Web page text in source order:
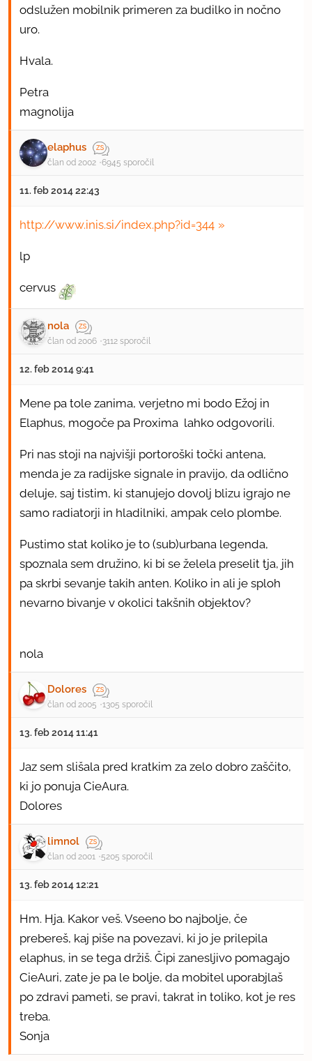
odslužen mobilnik primeren za budilko in nočno
uro.
Hvala.
Petra
magnolija
elaphus
član od 2002 6945 sporočil
11. feb 2014 22:43
http://www.inis.si/index.php?id=344
lp
cervus
nola
član od 2006 3112 sporočil
12. feb 2014 9:41
Mene pa tole zanima, verjetno mi bodo Ežoj in
Elaphus, mogoče pa Proxima lahko odgovorili.
Pri nas stoji na najvišji portoroški točki antena,
menda je za radijske signale in pravijo, da odlično
deluje, saj tistim, ki stanujejo dovolj blizu igrajo ne
samo radiatorji in hladilniki, ampak celo plombe.
Pustimo stat koliko je to (sub)urbana legenda,
spoznala sem družino, ki bi se želela preselit tja, jih
pa skrbi sevanje takih anten. Koliko in ali je sploh
nevarno bivanje v okolici takšnih objektov?
nola
Dolores
član od 2005 1305 sporočil
13. feb 2014 11:41
Jaz sem slišala pred kratkim za zelo dobro zaščito,
ki jo ponuja CieAura.
Dolores
limnol
član od 2001 5205 sporočil
13. feb 2014 12:21
Hm. Hja. Kakor veš. Vseeno bo najbolje, če
prebereš, kaj piše na povezavi, ki jo je prilepila
elaphus, in se tega držiš. Čipi zanesljivo pomagajo
CieAuri, zate je pa le bolje, da mobitel uporabjlaš
po zdravi pameti, se pravi, takrat in toliko, kot je res
treba.
Sonja